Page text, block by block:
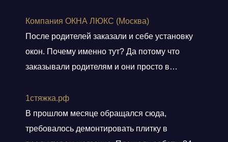
Компания ОКНА ЛЮКС (Москва)
После родителей заказали и себе установку
окон. Почему именно тут? Да потому что
заказывали родителям и они просто в
Заказали, приехал мастер, всё замерил, кое
чего посоветовал. Пришли заключать договор
в офис, И снова классная и слаженная работа
1стяжка.рф
В прошлом месяце обращался сюда,
требовалось демонтировать плитку в